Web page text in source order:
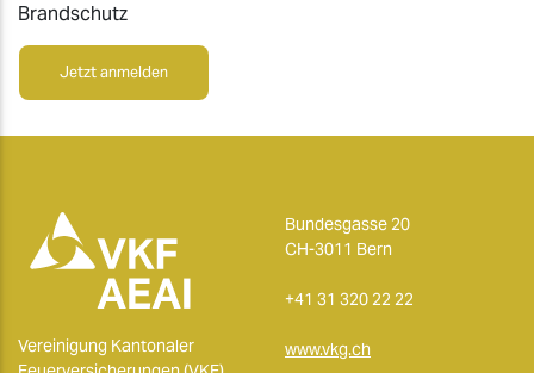
Brandschutz
Jetzt anmelden
Vereinigung Kantonaler
Bundesgasse 20
CH-3011 Bern
+41 31 320 22 22
www.vkg.ch